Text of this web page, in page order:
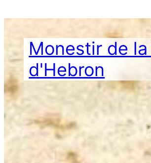
contingut
Monestir de la
d'Hebron